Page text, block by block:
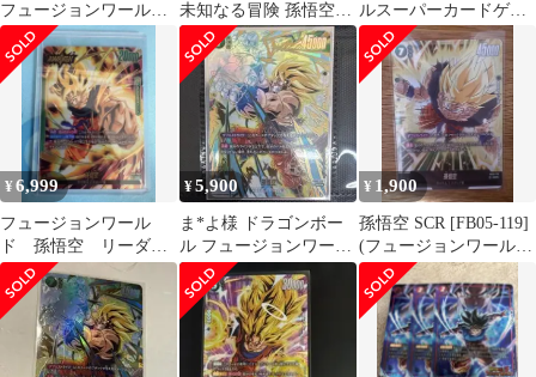
フュージョンワールド
未知なる冒険
未知なる冒険 孫悟空
scr
ルスーパーカードゲー
ム FB05-007[R]：孫悟
空
¥6,999
フュージョンワール
ド 孫悟空 リーダ
ー パラレル FB05-
049 未知なる冒険
¥5,900
ま*よ様 ドラゴンボー
ル フュージョンワール
ド FB05-119 SCR パラ
レ
¥ 1,900
孫悟空 SCR [FB05-119]
(フュージョンワールド
「未知なる冒険」)